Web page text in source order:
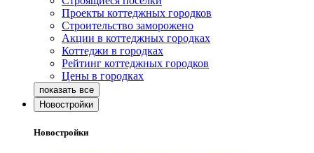
Проекты коттеджных городков
Строительство заморожено
Акции в коттеджных городках
Коттеджи в городках
Рейтинг коттеджных городков
Цены в городках
Новостройки
Новостройки